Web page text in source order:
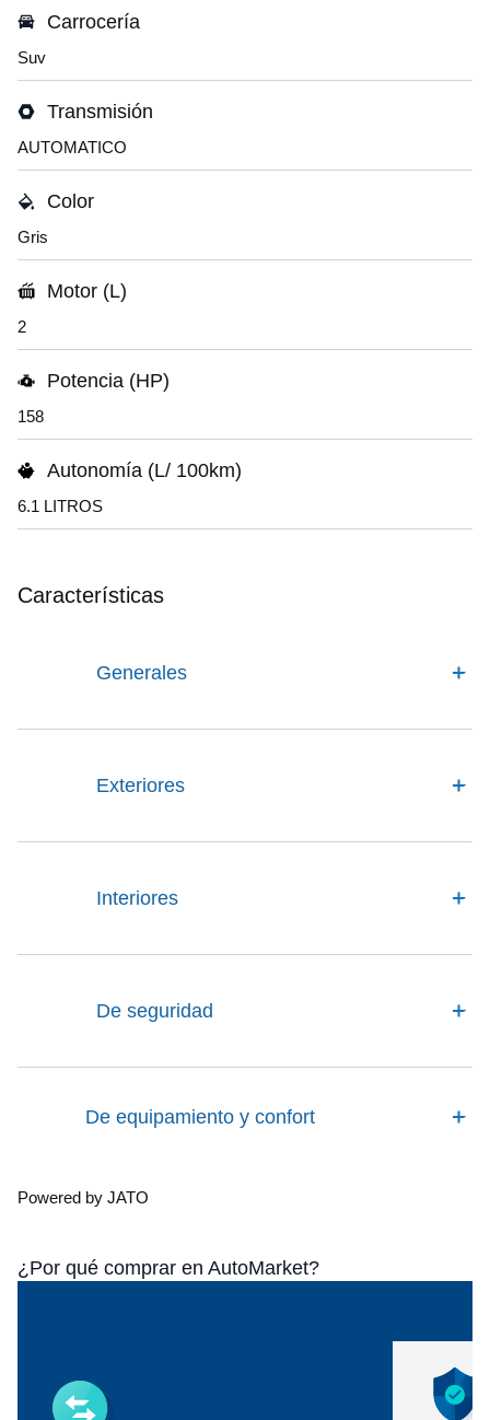
Carrocería
Suv
Transmisión
AUTOMATICO
Color
Gris
Motor (L)
2
Potencia (HP)
158
Autonomía (L/ 100km)
6.1 LITROS
Características
Generales
Exteriores
Interiores
De seguridad
De equipamiento y confort
Powered by JATO
¿Por qué comprar en AutoMarket?